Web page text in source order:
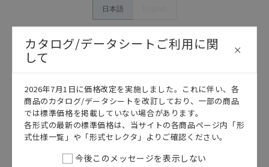
ン事例は参考用ですので、ご採用に際しては機器・装
置の機能や安全性をご確認のうえご使用ください。・
商品に接続される推奨機器等、現在では入手困難なも
のもそのまま記載しています。・誤字、脱字が含まれ
ている可能性がありますがご容赦ください。
ものであり、変更・改定させていただいている可能性
があります。改めて当サイトの掲載内容をご確認のう
え、ご用命下さいますようお願いいたします。
日本語
カタログ/データシートご利用に関
して
2026年7月1日に価格改定を実施しました。これに伴い、各
商品のカタログ/データシートを改訂しており、一部の商品
では標準価格を掲載していない場合があります。
各形式の最新の標準価格は、当サイトの各商品ページ内「形
式仕様一覧」や「形式セレクタ」よりご確認ください。
今後このメッセージを表示しない